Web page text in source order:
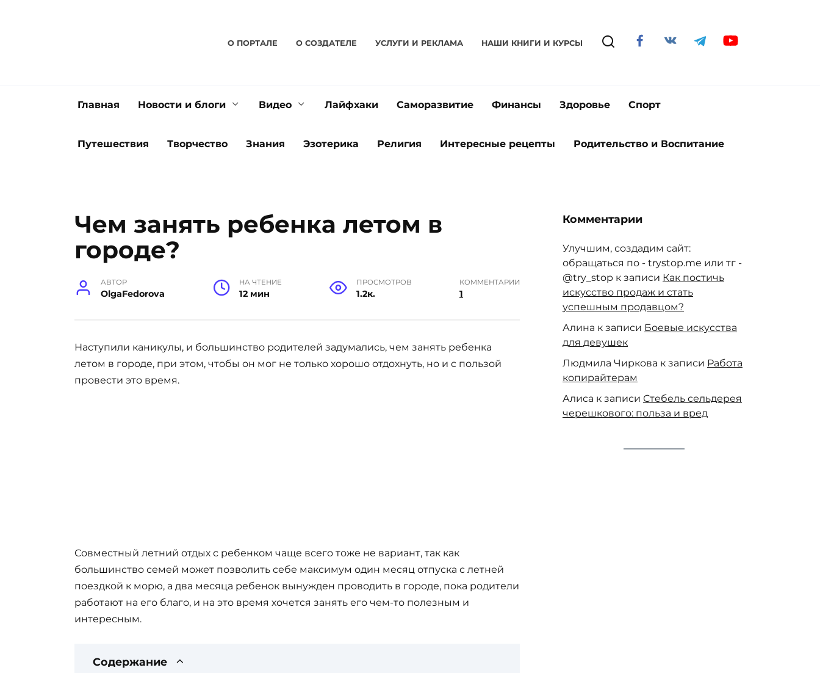
О ПОРТАЛЕ О CОЗДАТЕЛЕ УСЛУГИ И РЕКЛАМА НАШИ КНИГИ И КУРСЫ
Главная Новости и блоги Видео Лайфхаки Саморазвитие Финансы Здоровье Спорт
Путешествия Творчество Знания Эзотерика Религия Интересные рецепты Родительство и Воспитание
Чем занять ребенка летом в
городе?
АВТОР
OlgaFedorova
НА ЧТЕНИЕ
12 мин
ПРОСМОТРОВ
1.2к.
КОММЕНТАРИИ
1
Наступили каникулы, и большинство родителей задумались, чем занять ребенка
летом в городе, при этом, чтобы он мог не только хорошо отдохнуть, но и с пользой
провести это время.
Совместный летний отдых с ребенком чаще всего тоже не вариант, так как
большинство семей может позволить себе максимум один месяц отпуска с летней
поездкой к морю, а два месяца ребенок вынужден проводить в городе, пока родители
работают на его благо, и на это время хочется занять его чем-то полезным и
интересным.
Содержание
Комментарии
Улучшим, создадим сайт:
обращаться по - trystop.me или тг -
@try_stop к записи Как постичь
искусство продаж и стать
успешным продавцом?
Алина к записи Боевые искусства
для девушек
Людмила Чиркова к записи Работа
копирайтерам
Алиса к записи Стебель сельдерея
черешкового: польза и вред